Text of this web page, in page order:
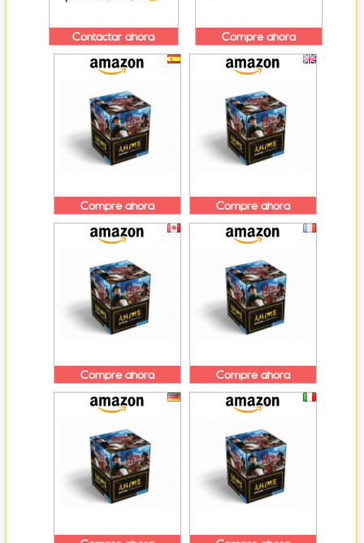
Contactar ahora Compre ahora
Compre ahora Compre ahora
Compre ahora Compre ahora